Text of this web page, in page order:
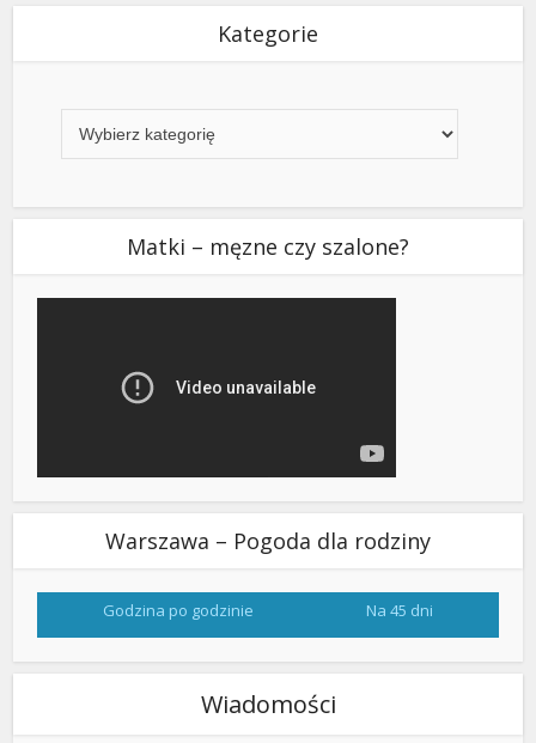
Kategorie
Matki – męzne czy szalone?
Warszawa – Pogoda dla rodziny
Godzina po godzinie Na 45 dni
Wiadomości